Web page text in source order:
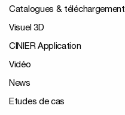
Catalogues & téléchargement
Visuel 3D
CINIER Application
Vidéo
News
Etudes de cas